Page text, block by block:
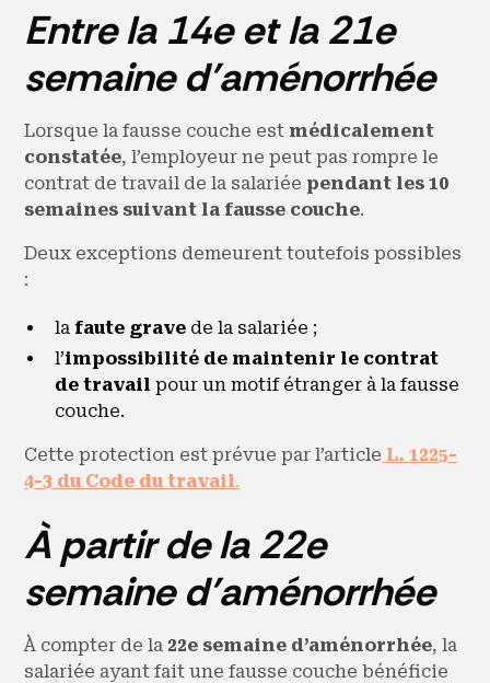
Entre la 14e et la 21e
semaine d’aménorrhée
Lorsque la fausse couche est médicalement
constatée, l’employeur ne peut pas rompre le
contrat de travail de la salariée pendant les 10
semaines suivant la fausse couche.
Deux exceptions demeurent toutefois possibles
:
lafaute grave de la salariée ;
l’impossibilité de maintenir le contrat
de travail pour un motif étranger à la fausse
couche.
Cette protection est prévue par l’article L. 1225-
4-3 du Code du travail.
À partir de la 22e
semaine d’aménorrhée
À compter de la 22e semaine d’aménorrhée, la
salariée ayant fait une fausse couche bénéficie